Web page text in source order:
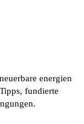
energien
fundierte